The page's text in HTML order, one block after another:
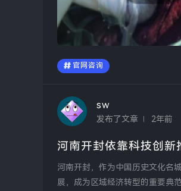
官网咨询
sw
发布了文章 2年前
河南开封依靠科技创新
河南开封，作为中国历史文化名
展，成为区域经济转型的重要典